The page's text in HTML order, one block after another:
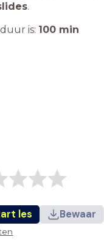
.
is: 100 min
les Bewaar